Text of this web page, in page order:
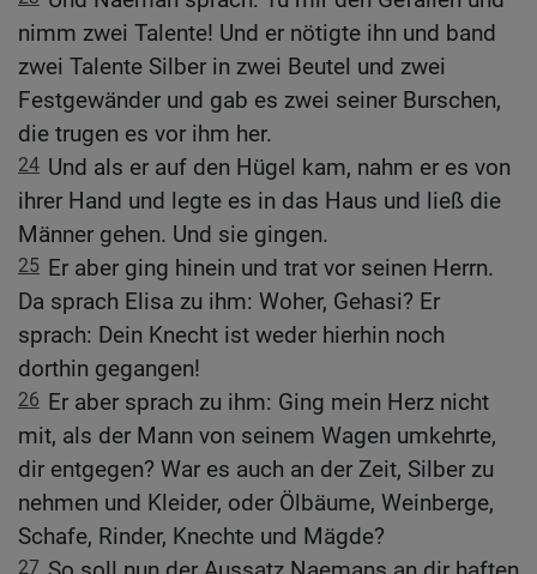
nimm zwei Talente! Und er nötigte ihn und band
zwei Talente Silber in zwei Beutel und zwei
Festgewänder und gab es zwei seiner Burschen,
die trugen es vor ihm her.
24 Und als er auf den Hügel kam, nahm er es von
ihrer Hand und legte es in das Haus und ließ die
Männer gehen. Und sie gingen.
25 Er aber ging hinein und trat vor seinen Herrn.
Da sprach Elisa zu ihm: Woher, Gehasi? Er
sprach: Dein Knecht ist weder hierhin noch
dorthin gegangen!
26 Er aber sprach zu ihm: Ging mein Herz nicht
mit, als der Mann von seinem Wagen umkehrte,
dir entgegen? War es auch an der Zeit, Silber zu
nehmen und Kleider, oder Ölbäume, Weinberge,
Schafe, Rinder, Knechte und Mägde?
27